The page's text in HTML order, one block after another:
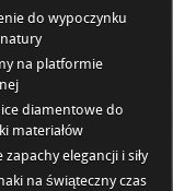
do wypoczynku
na platformie
diamentowe do
materiałów
zapachy elegancji i siły
na świąteczny czas